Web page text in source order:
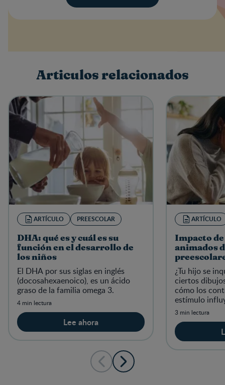
Escribe una reseña
Articulos relacionados
ARTÍCULO PREESCOLAR
DHA: qué es y cuál es su
función en el desarrollo de
los niños
El DHA por sus siglas en inglés
(docosahexaenoico), es un ácido
graso de la familia omega 3.
4 min lectura
Lee ahora
ARTÍCULO
Impacto
animados
¿Tu hijo se
ciertos
cómo los
estímulo
3 min lectura